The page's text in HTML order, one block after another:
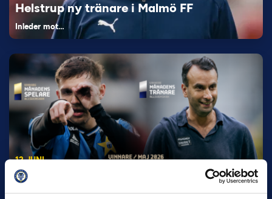
Helstrup ny tränare i Malmö FF
Inleder mot…
12 JUNI
Favorit i repris för Sirius i maj
Samma vinnare som i…